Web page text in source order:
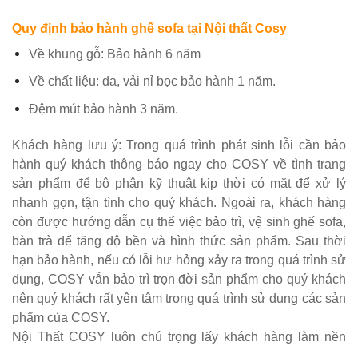
Quy định bảo hành ghế sofa tại Nội thất Cosy
Về khung gỗ: Bảo hành 6 năm
Về chất liệu: da, vải nỉ bọc bảo hành 1 năm.
Đệm mút bảo hành 3 năm.
Khách hàng lưu ý: Trong quá trình phát sinh lỗi cần bảo
hành quý khách thông báo ngay cho COSY về tình trang
sản phẩm để bộ phận kỹ thuật kịp thời có mặt để xử lý
nhanh gọn, tận tình cho quý khách. Ngoài ra, khách hàng
còn được hướng dẫn cụ thể việc bảo trì, vệ sinh ghế sofa,
bàn trà để tăng độ bền và hình thức sản phẩm. Sau thời
hạn bảo hành, nếu có lỗi hư hỏng xảy ra trong quá trình sử
dụng, COSY vẫn bảo trì trọn đời sản phẩm cho quý khách
nên quý khách rất yên tâm trong quá trình sử dụng các sản
phẩm của COSY.
Nội Thất COSY luôn chú trọng lấy khách hàng làm nền